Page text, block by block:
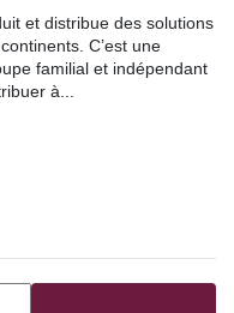
et distribue des solutions
C’est une
familial et indépendant
à...